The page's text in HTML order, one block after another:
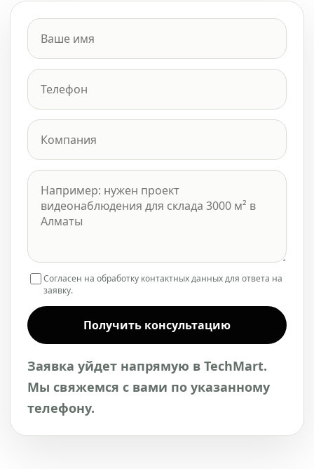
Согласен на обработку контактных данных для ответа на
заявку.
Получить консультацию
Заявка уйдет напрямую в TechMart.
Мы свяжемся с вами по указанному
телефону.